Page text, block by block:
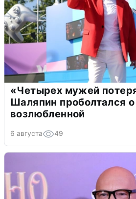
«Четырех мужей
Шаляпин проболтался о
возлюбленной
6 августа 49